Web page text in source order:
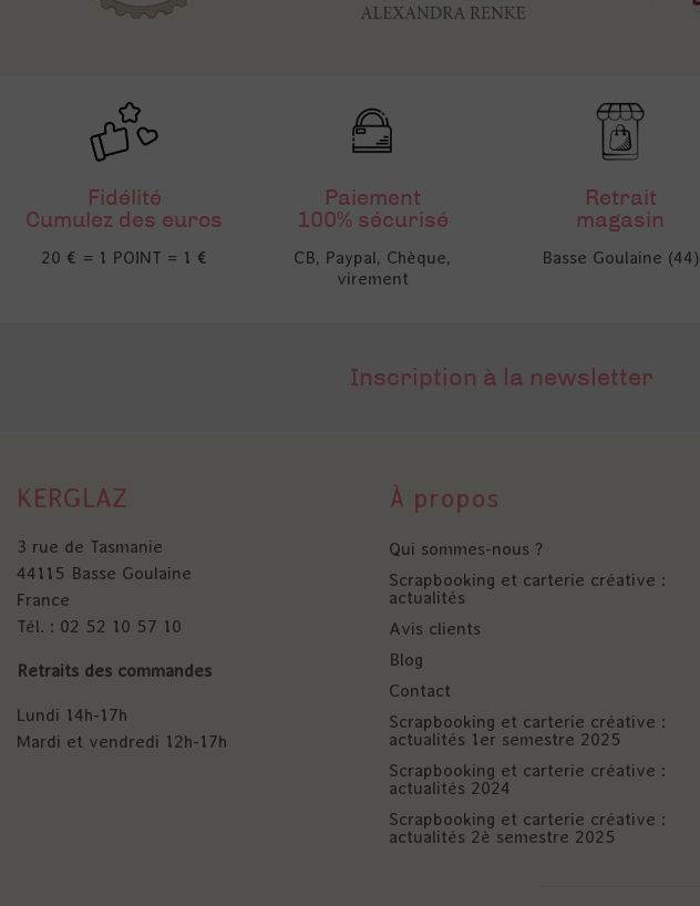
Fidélité
Cumulez des euros
20 € = 1 POINT = 1 €
Paiement
100% sécurisé
CB, Paypal, Chèque,
virement
Retrait
magasin
Basse Goulaine (44)
Inscription à la newsletter
KERGLAZ
3 rue de Tasmanie
44115 Basse Goulaine
France
Tél. : 02 52 10 57 10
Retraits des commandes
Lundi 14h-17h
Mardi et vendredi 12h-17h
À propos
Qui sommes-nous ?
Scrapbooking et carterie créative :
actualités
Avis clients
Blog
Contact
Scrapbooking et carterie créative :
actualités 1er semestre 2025
Scrapbooking et carterie créative :
actualités 2024
Scrapbooking et carterie créative :
actualités 2è semestre 2025